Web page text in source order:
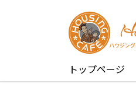
トップページ